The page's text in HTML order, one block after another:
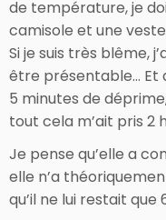
de température, je
camisole et une
Si je suis très blême,
être présentable… Et
5 minutes de
tout cela m’ait pris 2
Je pense qu’elle a
elle n’a
qu’il ne lui restait que